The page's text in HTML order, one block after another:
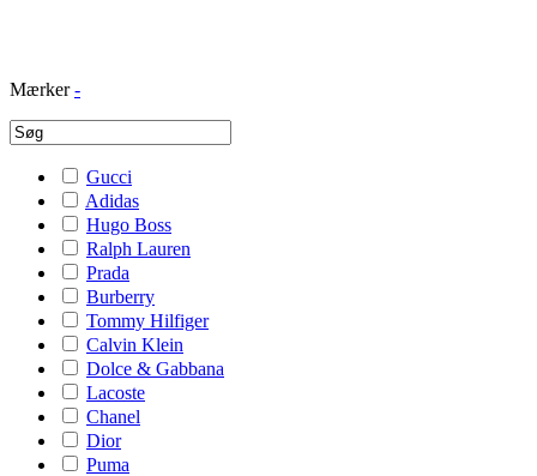
Mærker -
Gucci
Adidas
Hugo Boss
Ralph Lauren
Prada
Burberry
Tommy Hilfiger
Calvin Klein
Dolce & Gabbana
Lacoste
Chanel
Dior
Puma